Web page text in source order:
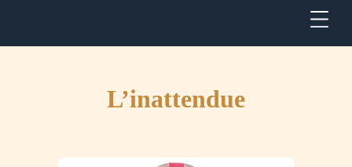
L’inattendue